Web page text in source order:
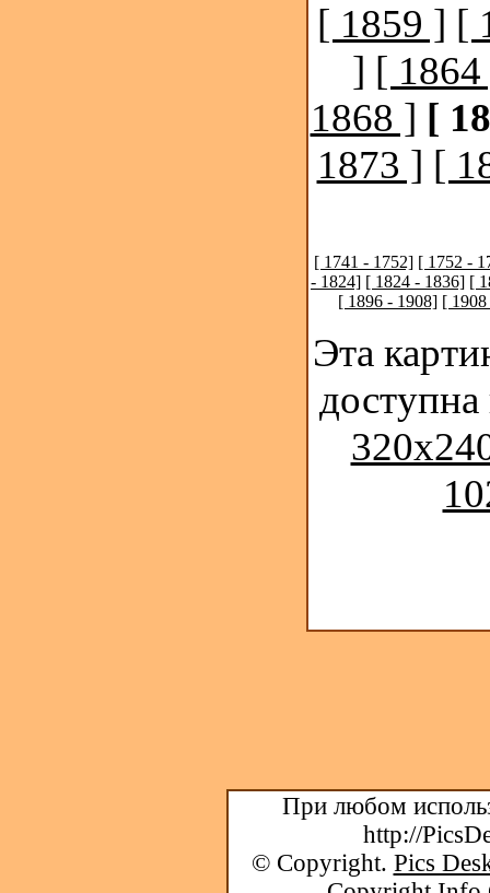
[ 1859 ] [
] [
1868 ] [
1873 ] [
[ 1741 - 1752] [ 1752 -
- 1824] [ 1824 - 1836] [
[ 1896 - 1908] [
Эта
При любом
http://
© Copyright. Pics